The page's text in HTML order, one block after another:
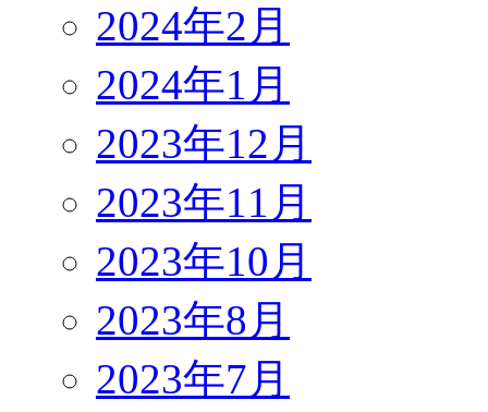
2024年2月
2024年1月
2023年12月
2023年11月
2023年10月
2023年8月
2023年7月